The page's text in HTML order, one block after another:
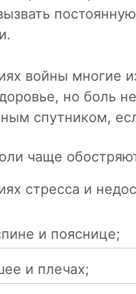
войны многие
но боль
спутником,
чаще
стресса и
и пояснице;
и плечах;